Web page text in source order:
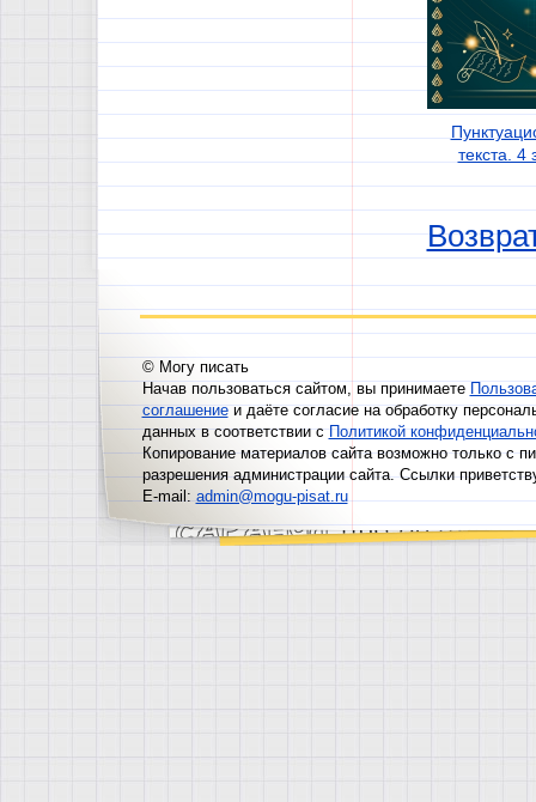
текста.
© Могу писать
Начав пользоваться сайтом, вы принимаете
соглашениеи даёте согласие на обработку
данных в соответствии сПолитикой
Копирование материалов сайта возможно только с
разрешения администрации сайта. Ссылки
E-mail: admin@mogu-pisat.ru